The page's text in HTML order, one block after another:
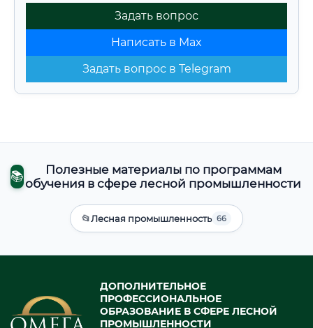
Задать вопрос
Написать в Max
Задать вопрос в Telegram
📚
Полезные материалы по программам
обучения в сфере лесной промышленности
📂Лесная промышленность 66
ДОПОЛНИТЕЛЬНОЕ
ПРОФЕССИОНАЛЬНОЕ
ОБРАЗОВАНИЕ В СФЕРЕ ЛЕСНОЙ
ПРОМЫШЛЕННОСТИ